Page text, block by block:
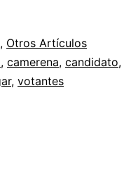
, Otros Artículos
, camerena, candidato,
, votantes